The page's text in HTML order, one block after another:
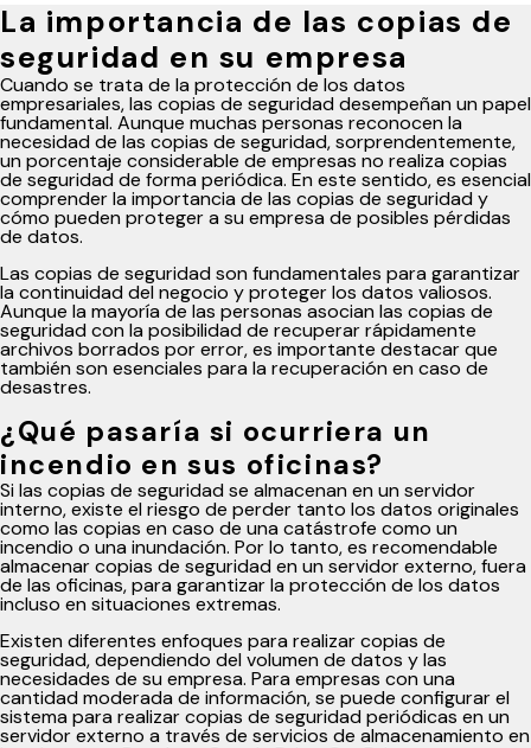
La importancia de las copias de
seguridad en su empresa
Cuando se trata de la protección de los datos
empresariales, las copias de seguridad desempeñan un papel
fundamental. Aunque muchas personas reconocen la
necesidad de las copias de seguridad, sorprendentemente,
un porcentaje considerable de empresas no realiza copias
de seguridad de forma periódica. En este sentido, es esencial
comprender la importancia de las copias de seguridad y
cómo pueden proteger a su empresa de posibles pérdidas
de datos.
Las copias de seguridad son fundamentales para garantizar
la continuidad del negocio y proteger los datos valiosos.
Aunque la mayoría de las personas asocian las copias de
seguridad con la posibilidad de recuperar rápidamente
archivos borrados por error, es importante destacar que
también son esenciales para la recuperación en caso de
desastres.
¿Qué pasaría si ocurriera un
incendio en sus oficinas?
Si las copias de seguridad se almacenan en un servidor
interno, existe el riesgo de perder tanto los datos originales
como las copias en caso de una catástrofe como un
incendio o una inundación. Por lo tanto, es recomendable
almacenar copias de seguridad en un servidor externo, fuera
de las oficinas, para garantizar la protección de los datos
incluso en situaciones extremas.
Existen diferentes enfoques para realizar copias de
seguridad, dependiendo del volumen de datos y las
necesidades de su empresa. Para empresas con una
cantidad moderada de información, se puede configurar el
sistema para realizar copias de seguridad periódicas en un
servidor externo a través de servicios de almacenamiento en